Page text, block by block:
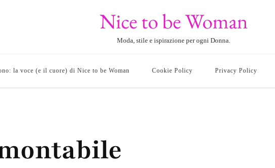
Nice to be Woman
Moda, stile e ispirazione per ogni Donna.
la voce (e il cuore) di Nice to be Woman Cookie Policy Privacy Policy